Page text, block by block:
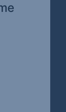
ugrik)